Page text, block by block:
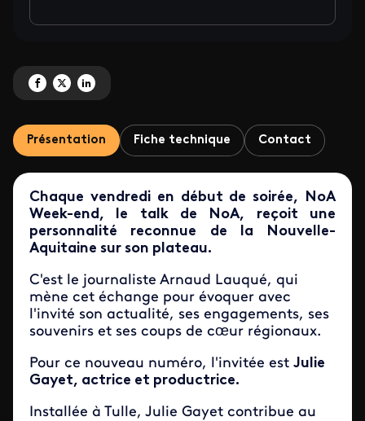
Partagez 'NoA Week-end' sur Facebook
Partagez 'NoA Week-end' sur X
Partagez 'NoA Week-end' sur LinkedIn
Présentation Fiche technique Contact
Chaque vendredi en début de soirée, NoA
Week-end, le talk de NoA, reçoit une
personnalité reconnue de la Nouvelle-
Aquitaine sur son plateau.
C'est le journaliste Arnaud Lauqué, qui
mène cet échange pour évoquer avec
l'invité son actualité, ses engagements, ses
souvenirs et ses coups de cœur régionaux.
Pour ce nouveau numéro, l'invitée est Julie
Gayet, actrice et productrice.
Installée à Tulle, Julie Gayet contribue au